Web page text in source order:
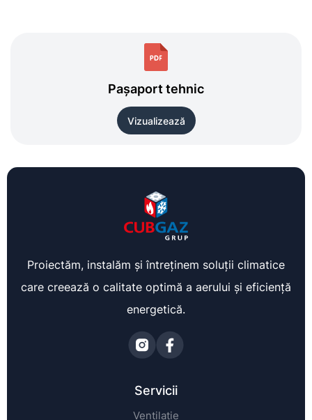
Pașaport tehnic
Vizualizează
Proiectăm, instalăm și întreținem soluții climatice
care creează o calitate optimă a aerului și eficiență
energetică.
Servicii
Ventilație